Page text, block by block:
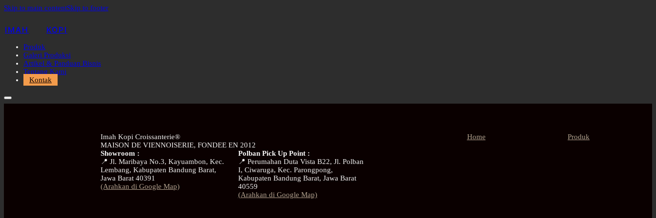
Skip to main contentSkip to footer
IMAH KOPI
Produk
Galeri Produksi
Artikel & Panduan Bisnis
Tentang Kami
Kontak
Imah Kopi Croissanterie®
MAISON DE VIENNOISERIE, FONDEE EN 2012
Showroom :
📍 Jl. Maribaya No.3, Kayuambon, Kec.
Lembang, Kabupaten Bandung Barat,
Jawa Barat 40391
(Arahkan di Google Map)
Polban Pick Up Point :
📍 Perumahan Duta Vista B22, Jl. Polban
I, Ciwaruga, Kec. Parongpong,
Kabupaten Bandung Barat, Jawa Barat
40559
(Arahkan di Google Map)
Home Produk